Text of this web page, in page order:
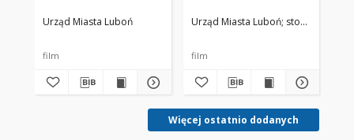
Urząd Miasta Luboń
film
LUBOŃ – z okazji 70-
lecia
Urząd Miasta Luboń
film
Więcej ostatnio dodanych